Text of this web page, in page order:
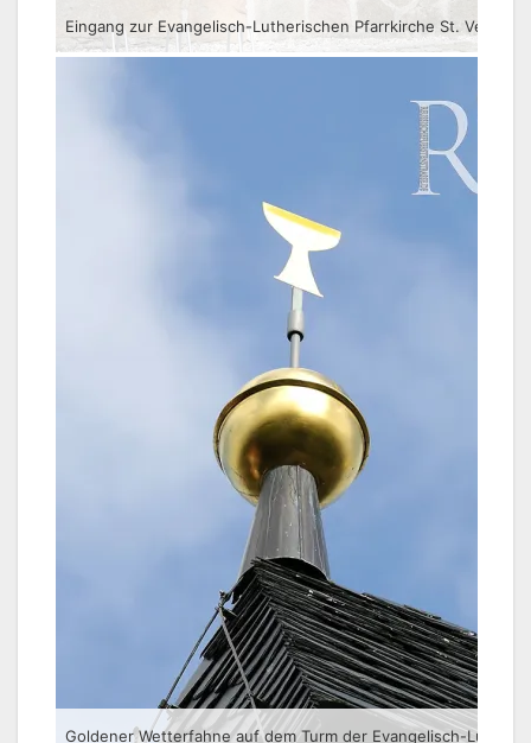
Eingang zur Evangelisch-Lutherischen Pfarrkirche St. Veit in